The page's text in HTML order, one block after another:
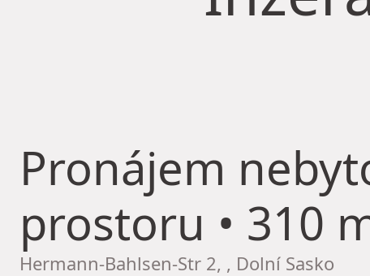
Pronájem
prostoru • 310
Hermann-Bahlsen-Str 2, , Dolní Sasko